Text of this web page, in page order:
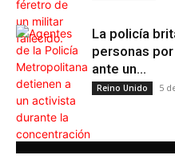
La policía
personas
ante un...
Reino Unido 5